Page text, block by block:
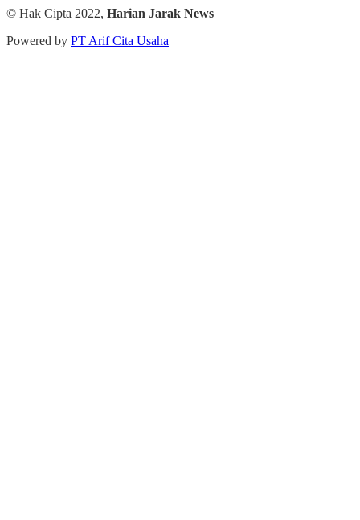
© Hak Cipta 2022, Harian Jarak News
Powered by PT Arif Cita Usaha